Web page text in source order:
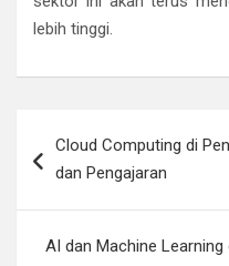
lebih tinggi.
posCloud Computing di
dan Pengajaran
AI dan Machine